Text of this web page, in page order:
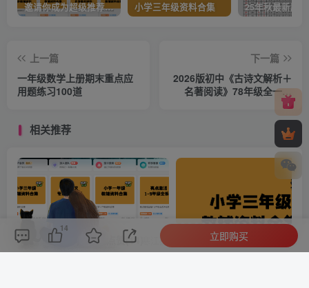
邀请你成为超级推荐官，轻松实现月入过万 小学三年级资料合集
上一篇
一年级数学上册期末重点应
用题练习100道
下一篇
2026版初中《古诗文解析＋
名著阅读》78年级全一册
（语文）古诗文备考通
相关推荐
邀请你成为超级推荐官，轻松实现月入过万 小学三年级资料合集
寒江孤影，江湖故人，相逢何必曾相识！
评论( 点赞(14) 收藏
14
立即购买